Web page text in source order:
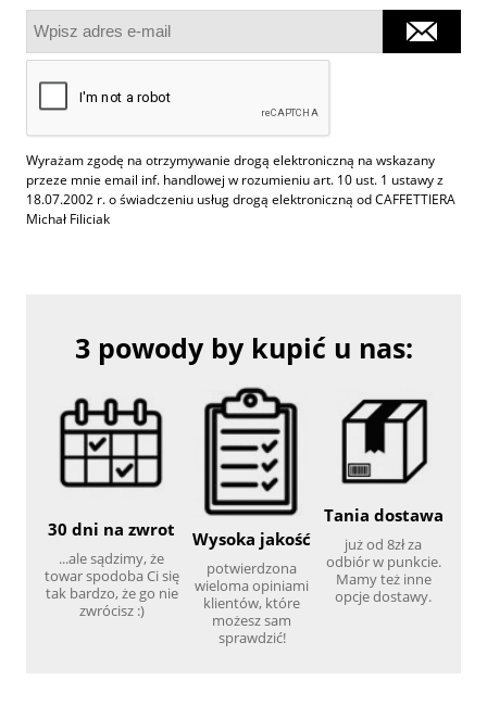
Wyrażam zgodę na otrzymywanie drogą elektroniczną na wskazany
przeze mnie email inf. handlowej w rozumieniu art. 10 ust. 1 ustawy z
18.07.2002 r. o świadczeniu usług drogą elektroniczną od CAFFETTIERA
Michał Filiciak
3 powody by kupić u nas:
30 dni na zwrot
...ale sądzimy, że
towar spodoba Ci się
tak bardzo, że go nie
zwrócisz :)
Wysoka jakość
potwierdzona
wieloma opiniami
klientów, które
możesz sam
sprawdzić!
Tania dostawa
już od 8zł za
odbiór w punkcie.
Mamy też inne
opcje dostawy.